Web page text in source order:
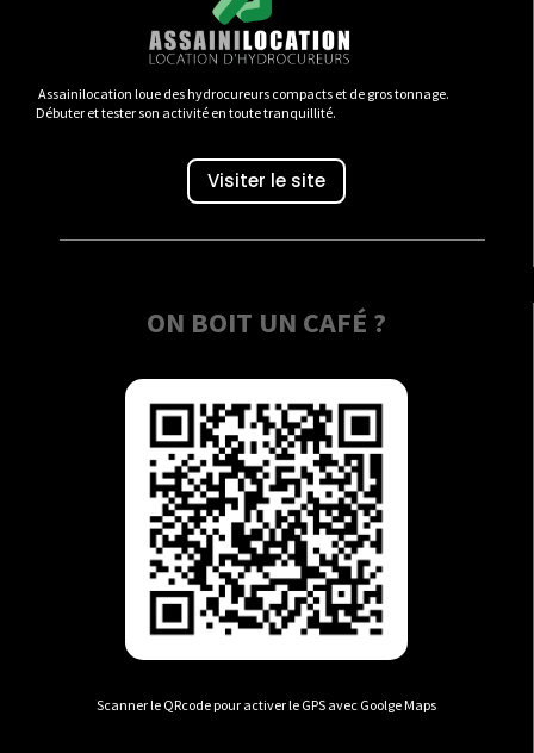
Assainilocation loue des hydrocureurs compacts et de gros tonnage.
Débuter et tester son activité en toute tranquillité.
Visiter le site
ON BOIT UN CAFÉ ?
Scanner le QRcode pour activer le GPS avec Goolge Maps